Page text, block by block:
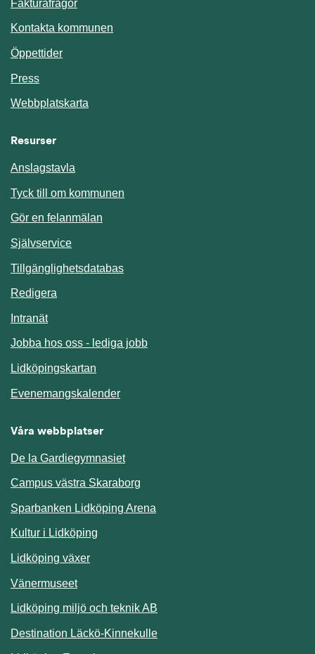
Fakturafrågor
Kontakta kommunen
Öppettider
Press
Webbplatskarta
Resurser
Anslagstavla
Tyck till om kommunen
Gör en felanmälan
SjälvserviceLänk till annan webbplats.
TillgänglighetsdatabasLänk till annan webbplats.
Redigera
IntranätLänk till annan webbplats.
Jobba hos oss - lediga jobb
Lidköpingskartan
EvenemangskalenderLänk till annan webbplats.
Våra webbplatser
De la Gardiegymnasiet
Campus västra Skaraborg
Sparbanken Lidköping Arena
Kultur i Lidköping
Lidköping växer
Vänermuseet
Lidköping miljö och teknik AB
Destination Läckö-KinnekulleLänk till annan webbplats.